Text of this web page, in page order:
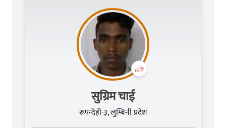
सुग्रिम चाई
रूपन्देही-३, लुम्बिनी प्रदेश